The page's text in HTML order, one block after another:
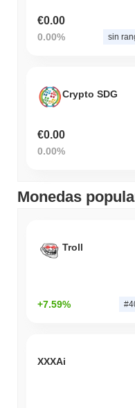
€0.00
0.00% sin
Crypto SDG
€0.00
0.00%
Monedas
Troll
+7.59%
XXXAi